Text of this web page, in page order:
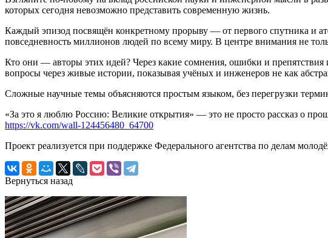
которых сегодня невозможно представить современную жизнь.
Каждый эпизод посвящён конкретному прорыву — от первого спутника и
повседневность миллионов людей по всему миру. В центре внимания не
Кто они — авторы этих идей? Через какие сомнения, ошибки и препятствия
вопросы через живые истории, показывая учёных и инженеров не как
Сложные научные темы объясняются простым языком, без перегрузки
«За это я люблю Россию: Великие открытия» — это не просто рассказ о
https://vk.com/wall-124456480_64700
Проект реализуется при поддержке Федерального агентства по делам
Вернуться назад